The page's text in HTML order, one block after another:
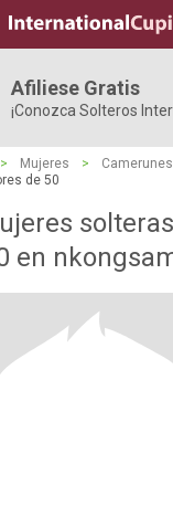
Afiliese Gratis
¡Conozca Solteros
> Mujeres >
de 50
en